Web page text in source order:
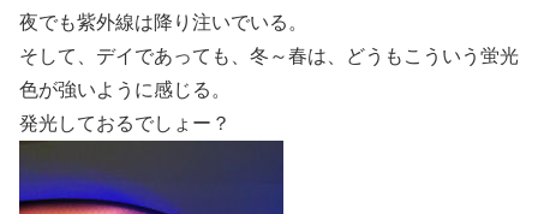
夜でも紫外線は降り注いでいる。
そして、デイであっても、冬～春は、どうもこういう蛍光
色が強いように感じる。
発光しておるでしょー？